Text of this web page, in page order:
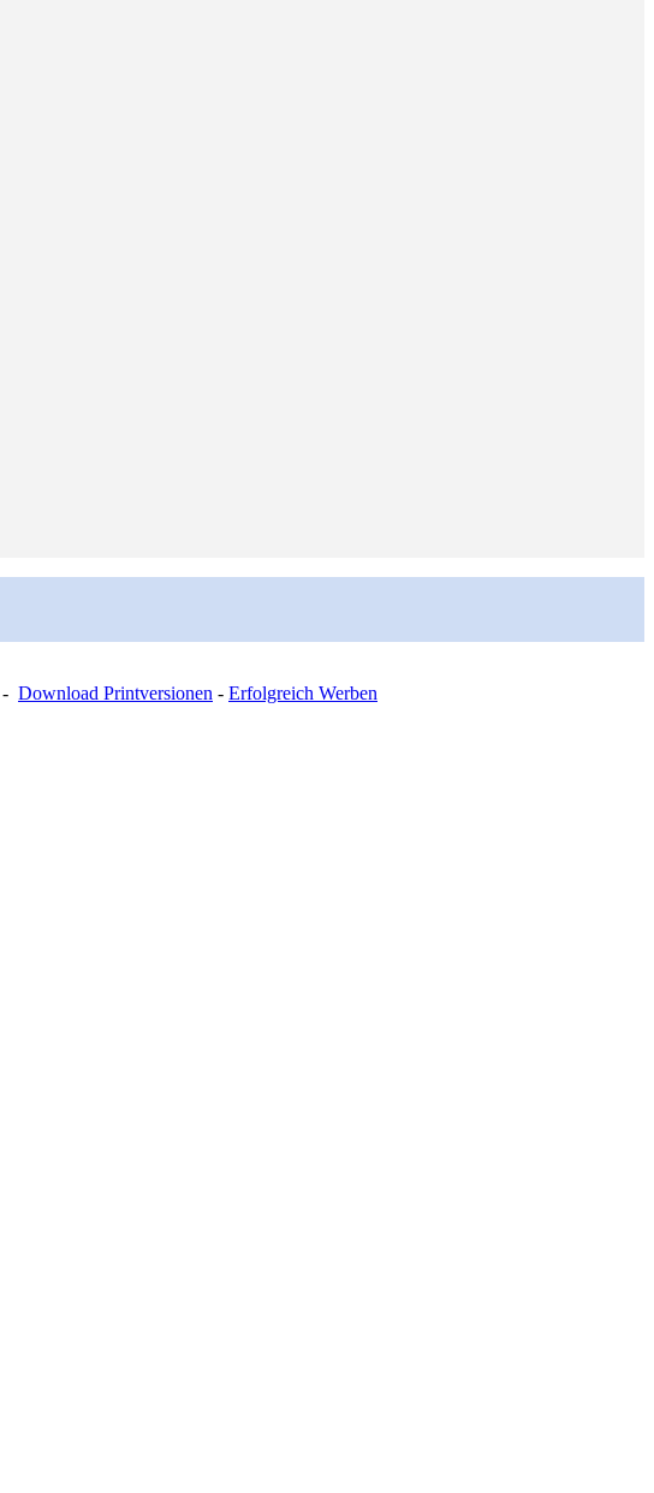
- Download Printversionen - Erfolgreich Werben